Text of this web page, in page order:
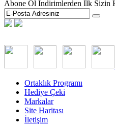
Abone Ol İndirimlerden İlk Sizin
Ortaklık Programı
Hediye Çeki
Markalar
Site Haritası
İletişim